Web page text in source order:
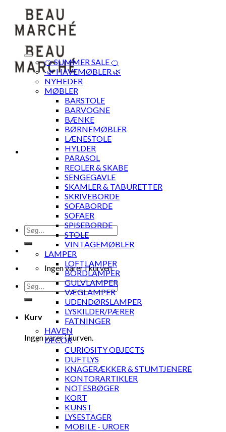
content
Søg
efter:
Ingen varer i kurven.
Søg
efter:
Kurv
Ingen varer i kurven.
🍊 SUMMER SALE 🍊
·🌿 HAVEMØBLER 🌿
NYHEDER
MØBLER
BARSTOLE
BARVOGNE
BÆNKE
BØRNEMØBLER
LÆNESTOLE
HYLDER
PARASOL
REOLER & SKABE
SENGEGAVLE
SKAMLER & TABURETTER
SKRIVEBORDE
SOFABORDE
SOFAER
SPISEBORDE
STOLE
VINTAGEMØBLER
LAMPER
LOFTLAMPER
BORDLAMPER
GULVLAMPER
VÆGLAMPER
UDENDØRSLAMPER
LYSKILDER/PÆRER
FATNINGER
HAVEN
DECOR
CURIOSITY OBJECTS
DUFTLYS
KNAGERÆKKER & STUMTJENERE
KONTORARTIKLER
NOTESBØGER
KORT
KUNST
LYSESTAGER
MOBILE - UROER